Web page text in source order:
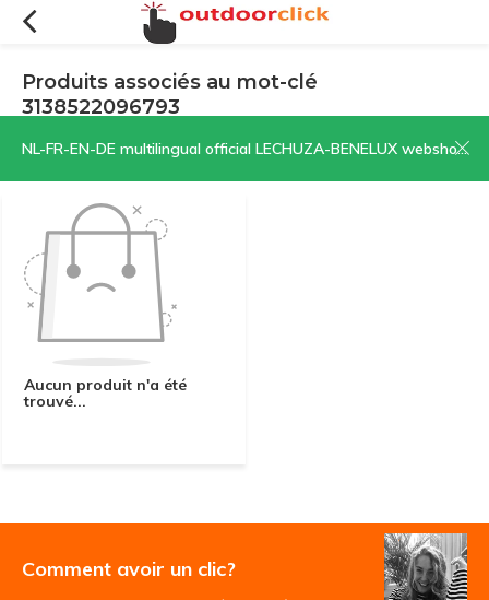
NL-FR-EN-DE multilingual official LECHUZA-BENELUX webshop | CLICK HERE NOW!
Produits associés au mot-clé
3138522096793
Filtres Trier par:
Aucun produit n'a été
trouvé...
Comment avoir un clic?